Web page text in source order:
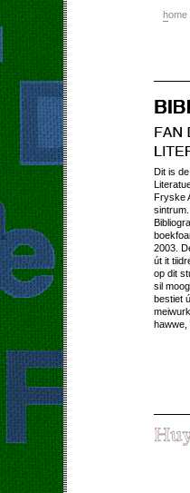
home
Dit is
Fryske
2003.
út it
op dit
sil
bestiet
hawwe,